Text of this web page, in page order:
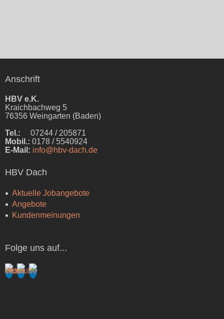
Anschrift
HBV e.K.
Kraichbachweg 5
76356 Weingarten (Baden)
Tel.: 07244 / 205871
Mobil.: 0178 / 5540924
E-Mail: info@hbv-dach.de
HBV Dach
Aktuelle Jobangebote
Angebote
Kundenmeinungen
Folge uns auf...